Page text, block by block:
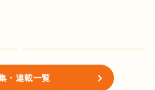
・連載一覧